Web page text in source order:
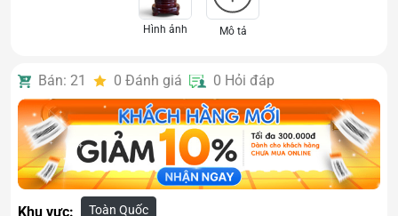
Hình ảnh Mô tả
Bán: 21 0 Đánh giá 0 Hỏi đáp
Khu vực: Toàn Quốc